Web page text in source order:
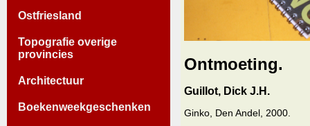
Ostfriesland
Topografie overige
provincies
Architectuur
Boekenweekgeschenken
Ontmoeting.
Guillot, Dick J.H.
Ginko, Den Andel, 2000.